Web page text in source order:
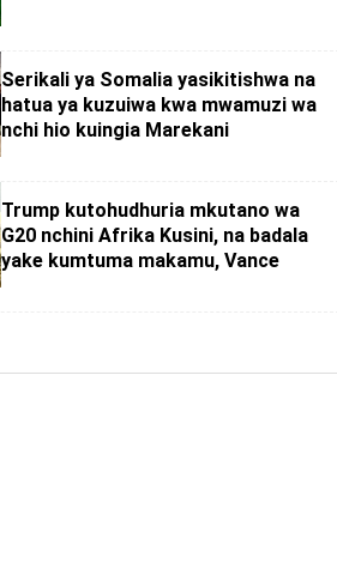
Serikali ya Somalia yasikitishwa na
hatua ya kuzuiwa kwa mwamuzi wa
nchi hio kuingia Marekani
Trump kutohudhuria mkutano wa
G20 nchini Afrika Kusini, na badala
yake kumtuma makamu, Vance